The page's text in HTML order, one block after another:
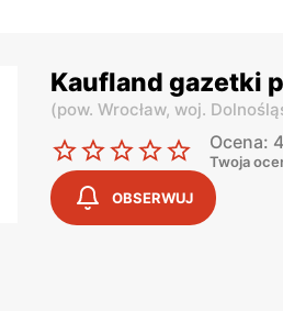
Kaufland gazetki
(pow. Wrocław, woj.
Ocena:
Twoja
OBSERWUJ